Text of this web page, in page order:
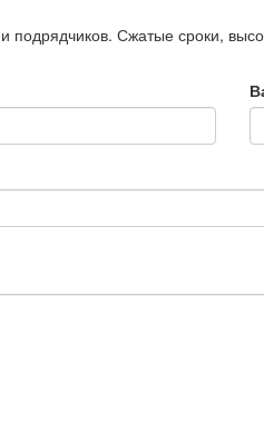
Сжатые сроки,